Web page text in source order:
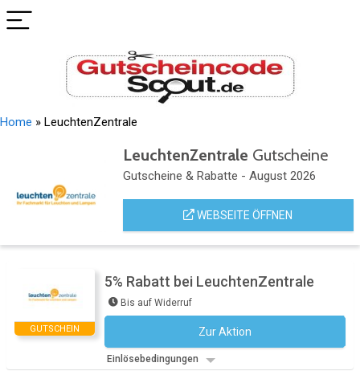
Home » LeuchtenZentrale
LeuchtenZentrale Gutscheine
Gutscheine & Rabatte - August 2026
WEBSEITE ÖFFNEN
GUTSCHEIN
5% Rabatt bei LeuchtenZentrale
Bis auf Widerruf
Zur Aktion
Einlösebedingungen